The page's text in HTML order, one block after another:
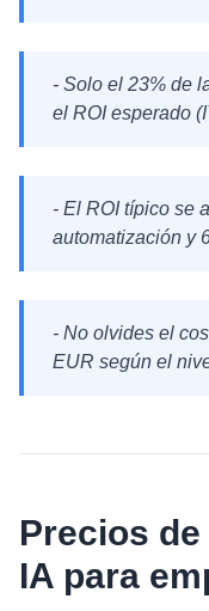
- Solo el 23% de
el ROI esperado
- El ROI típico se
automatización y
- No olvides el
EUR según el
Precios
IA para